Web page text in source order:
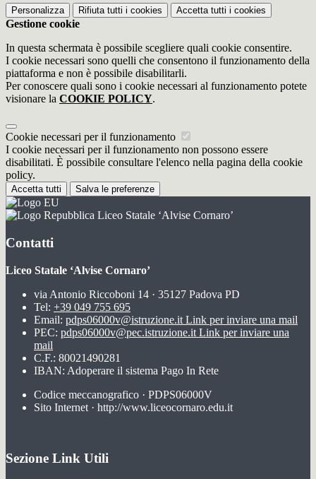
Personalizza Rifiuta tutti i cookies Accetta tutti i cookies
Gestione cookie
In questa schermata è possibile scegliere quali cookie consentire.
I cookie necessari sono quelli che consentono il funzionamento della
piattaforma e non è possibile disabilitarli.
Per conoscere quali sono i cookie necessari al funzionamento potete
visionare la COOKIE POLICY.
Cookie necessari per il funzionamento
I cookie necessari per il funzionamento non possono essere
disabilitati. È possibile consultare l'elenco nella pagina della cookie
policy.
Accetta tutti Salva le preferenze
Liceo Statale ‘Alvise Cornaro’
Contatti
Liceo Statale ‘Alvise Cornaro’
via Antonio Riccoboni 14 · 35127 Padova PD
Tel: +39 049 755 695
Email: pdps06000v@istruzione.it Link per inviare una mail
PEC: pdps06000v@pec.istruzione.it Link per inviare una
mail
C.F.: 80021490281
IBAN: Adoperare il sistema Pago In Rete
Codice meccanografico · PDPS06000V
Sito Internet · http://www.liceocornaro.edu.it
Sezione Link Utili